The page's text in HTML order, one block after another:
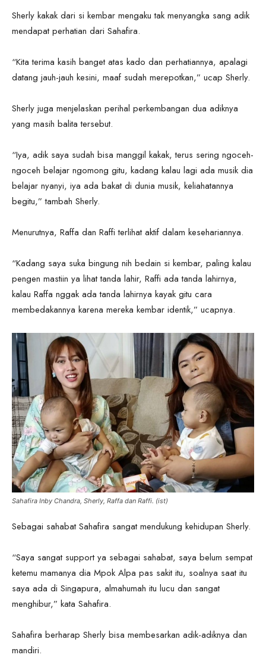
Sherly kakak dari si kembar mengaku tak menyangka sang adik
mendapat perhatian dari Sahafira.
“Kita terima kasih banget atas kado dan perhatiannya, apalagi
datang jauh-jauh kesini, maaf sudah merepotkan,” ucap Sherly.
Sherly juga menjelaskan perihal perkembangan dua adiknya
yang masih balita tersebut.
“Iya, adik saya sudah bisa manggil kakak, terus sering ngoceh-
ngoceh belajar ngomong gitu, kadang kalau lagi ada musik dia
belajar nyanyi, iya ada bakat di dunia musik, keliahatannya
begitu,” tambah Sherly.
Menurutnya, Raffa dan Raffi terlihat aktif dalam kesehariannya.
“Kadang saya suka bingung nih bedain si kembar, paling kalau
pengen mastiin ya lihat tanda lahir, Raffi ada tanda lahirnya,
kalau Raffa nggak ada tanda lahirnya kayak gitu cara
membedakannya karena mereka kembar identik,” ucapnya.
Sahafira Inby Chandra, Sherly, Raffa dan Raffi. (ist)
Sebagai sahabat Sahafira sangat mendukung kehidupan Sherly.
“Saya sangat support ya sebagai sahabat, saya belum sempat
ketemu mamanya dia Mpok Alpa pas sakit itu, soalnya saat itu
saya ada di Singapura, almahumah itu lucu dan sangat
menghibur,” kata Sahafira.
Sahafira berharap Sherly bisa membesarkan adik-adiknya dan
mandiri.